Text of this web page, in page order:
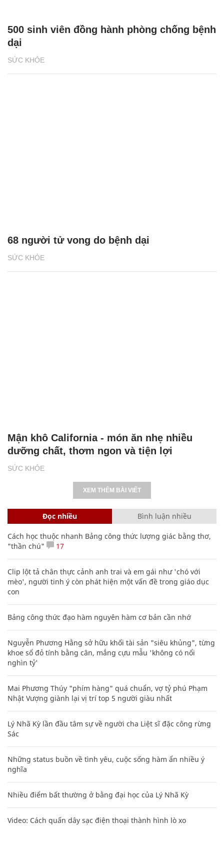
SỨC KHỎE
500 sinh viên đồng hành phòng chống bệnh
dại
SỨC KHỎE
68 người tử vong do bệnh dại
SỨC KHỎE
Mận khô California - món ăn nhẹ nhiều
dưỡng chất, thơm ngon và tiện lợi
XEM THÊM BÀI VIẾT
Đọc nhiều Bình luận nhiều
Cách học thuộc nhanh Bảng công thức lượng giác bằng thơ,
"thần chú"
17
Clip lột tả chân thực cảnh anh trai và em gái như 'chó với
mèo', người tinh ý còn phát hiện một vấn đề trong giáo dục
con
Bảng công thức đạo hàm nguyên hàm cơ bản cần nhớ
Nguyễn Phương Hằng sở hữu khối tài sản "siêu khủng", từng
khoe sổ đỏ tính bằng cân, mắng cựu mẫu 'không có nổi
nghìn tỷ'
Mai Phương Thúy "phím hàng" quá chuẩn, vợ tỷ phú Phạm
Nhật Vượng giành lại vị trí top 5 người giàu nhất
Lý Nhã Kỳ lần đầu tâm sự về người cha Liệt sĩ đặc công rừng
Sác
Những status buồn về tình yêu, cuộc sống hàm ẩn nhiều ý
nghĩa
Nhiều điểm bất thường ở bằng đại học của Lý Nhã Kỳ
Video: Cách quấn dây sạc điện thoại thành hình lò xo